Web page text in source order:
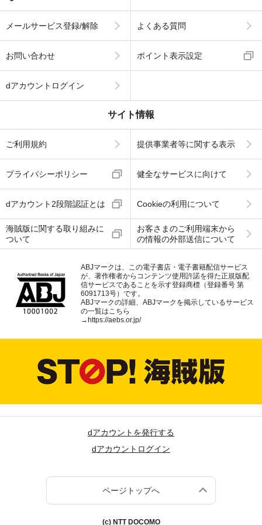
メールサービス登録/解除 よくある質問
お問い合わせ ポイント表示設定
dアカウントログイン
サイト情報
ご利用規約 提供事業者等に関する表示
プライバシーポリシー 健全なサービスに向けて
dアカウント2段階認証とは Cookieの利用について
海賊版に関する取り組みに
ついて
お客さまのご利用端末から
の情報の外部送信について
ABJマークは、この電子書店・電子書籍配信サービス
が、著作権者からコンテンツ使用許諾を得た正規版配
信サービスであることを示す登録商標（登録番号 第
6091713号）です。
ABJマークの詳細、ABJマークを掲示しているサービス
の一覧はこちら
→https://aebs.or.jp/
dアカウントを発行する
dアカウントログイン
ページトップへ
(c) NTT DOCOMO